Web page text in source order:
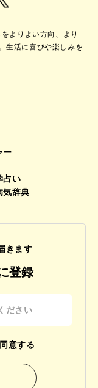
よりよい方向、より
生活に喜びや楽しみを
ー
占い
気辞典
きます
登録
意する